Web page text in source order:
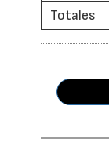
Totales